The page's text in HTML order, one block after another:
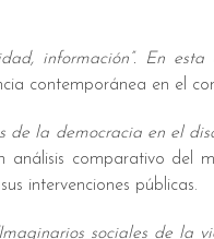
información”. En esta
contemporánea en el
de la democracia en el
análisis comparativo del
intervenciones públicas.
sociales de la